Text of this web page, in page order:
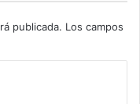
publicada. Los campos